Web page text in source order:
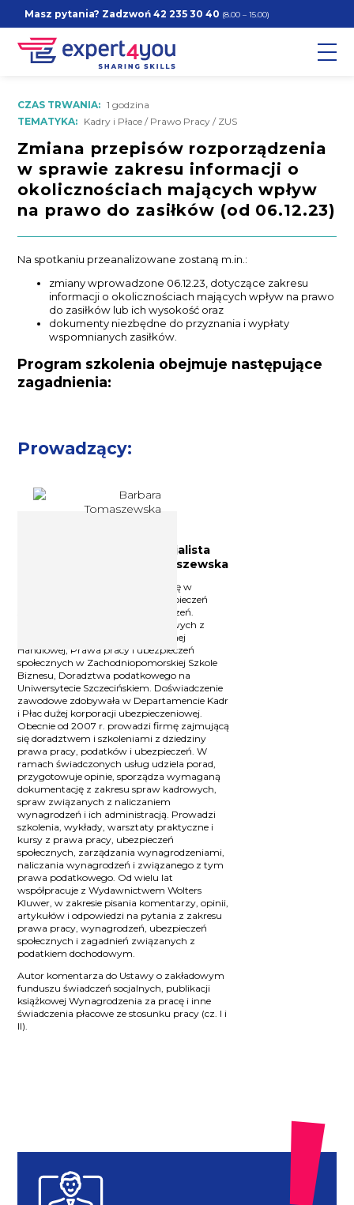
Masz pytania? Zadzwoń42 235 30 40 (8.00 – 15.00)
CZAS TRWANIA: 1 godzina
TEMATYKA: Kadry i Płace / Prawo Pracy / ZUS
Zmiana przepisów rozporządzenia
w sprawie zakresu informacji o
okolicznościach mających wpływ
na prawo do zasiłków (od 06.12.23)
Na spotkaniu przeanalizowane zostaną m.in.:
zmiany wprowadzone 06.12.23, dotyczące zakresu
informacji o okolicznościach mających wpływ na prawo
do zasiłków lub ich wysokość oraz
dokumenty niezbędne do przyznania i wypłaty
wspomnianych zasiłków.
Program szkolenia obejmuje następujące
zagadnienia:
Prowadzący:
Doradca podatkowy, specjalista
prawa pracy Barbara Tomaszewska
Doradca podatkowy, specjalizuje się w
zagadnieniach prawa pracy, ubezpieczeń
społecznych, naliczania wynagrodzeń.
Absolwentka studiów podyplomowych z
zakresu Podatków w Szkole Głównej
Handlowej, Prawa pracy i ubezpieczeń
społecznych w Zachodniopomorskiej Szkole
Biznesu, Doradztwa podatkowego na
Uniwersytecie Szczecińskiem. Doświadczenie
zawodowe zdobywała w Departamencie Kadr
i Płac dużej korporacji ubezpieczeniowej.
Obecnie od 2007 r. prowadzi firmę zajmującą
się doradztwem i szkoleniami z dziedziny
prawa pracy, podatków i ubezpieczeń. W
ramach świadczonych usług udziela porad,
przygotowuje opinie, sporządza wymaganą
dokumentację z zakresu spraw kadrowych,
spraw związanych z naliczaniem
wynagrodzeń i ich administracją. Prowadzi
szkolenia, wykłady, warsztaty praktyczne i
kursy z prawa pracy, ubezpieczeń
społecznych, zarządzania wynagrodzeniami,
naliczania wynagrodzeń i związanego z tym
prawa podatkowego. Od wielu lat
współpracuje z Wydawnictwem Wolters
Kluwer, w zakresie pisania komentarzy, opinii,
artykułów i odpowiedzi na pytania z zakresu
prawa pracy, wynagrodzeń, ubezpieczeń
społecznych i zagadnień związanych z
podatkiem dochodowym.
Autor komentarza do Ustawy o zakładowym
funduszu świadczeń socjalnych, publikacji
książkowej Wynagrodzenia za pracę i inne
świadczenia płacowe ze stosunku pracy (cz. I i
II).